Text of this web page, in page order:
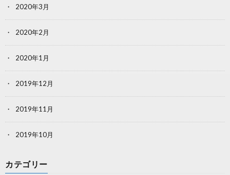
2020年3月
2020年2月
2020年1月
2019年12月
2019年11月
2019年10月
カテゴリー